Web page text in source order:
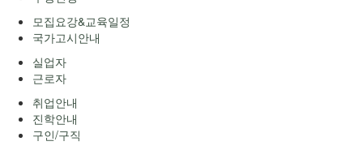
모집요강&교육일정
국가고시안내
실업자
근로자
취업안내
진학안내
구인/구직